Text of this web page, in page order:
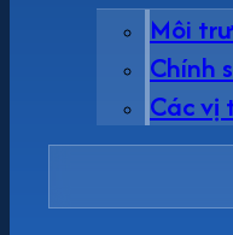
Môi
Chính
Các vị